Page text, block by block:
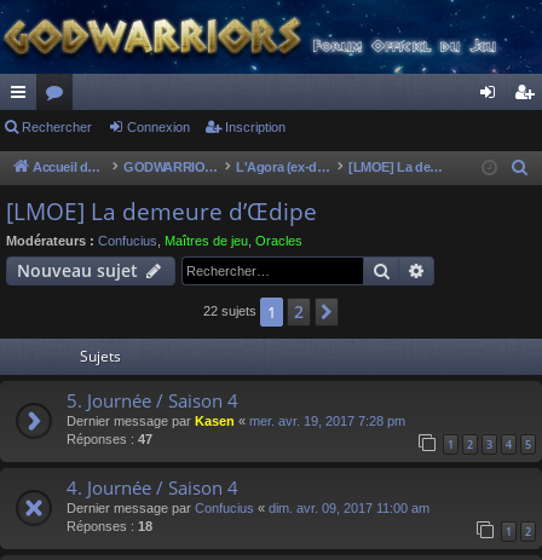
ac
co
ur
ci
or
u
m
s
ne cri
Rechercher Connexion Inscription
Accueil du forum GODWARRIORS - LE JEU L'Agora (ex-discussions of the dead) [LMOE] La demeure d’Œdipe
e
[LMOE] La demeure d’Œdipe
Modérateurs : Confucius Maîtres de jeu Oracles
Nouveau sujet Rechercher
22 sujets 1 2
Sujets
5. Journée / Saison 4
Dernier message par Kasen « mer. avr. 19, 2017 7:28 pm
Réponses : 47 1 2 3 4 5
4. Journée / Saison 4
Dernier message par Confucius « dim. avr. 09, 2017 11:00 am
Réponses : 18 1 2